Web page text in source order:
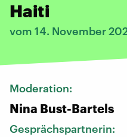
Haiti
vom 14. November
Moderation:
Nina Bust-Bartels
Gesprächspartnerin: